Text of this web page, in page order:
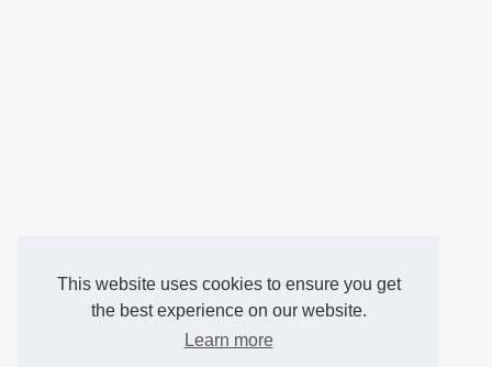
This website uses cookies to ensure you get
the best experience on our website.
Learn more